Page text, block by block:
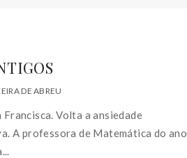
DE ABREU
Francisca. Volta a ansiedade
A professora de Matemática do ano